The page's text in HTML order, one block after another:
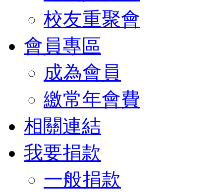
校友重聚會
會員專區
成為會員
繳常年會費
相關連結
我要捐款
一般捐款